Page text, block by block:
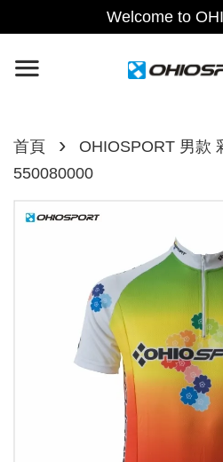
Welcome to
首頁 ›
OHIOSPORT 男款
550080000